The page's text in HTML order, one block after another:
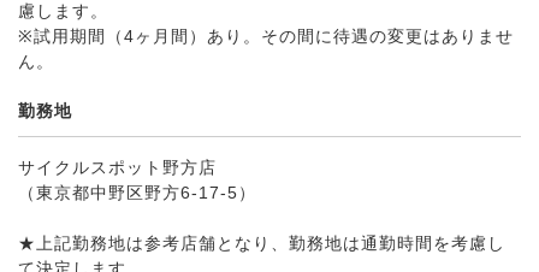
慮します。
※試用期間（4ヶ月間）あり。その間に待遇の変更はありませ
ん。
勤務地
サイクルスポット野方店
（東京都中野区野方6-17-5）
★上記勤務地は参考店舗となり、勤務地は通勤時間を考慮し